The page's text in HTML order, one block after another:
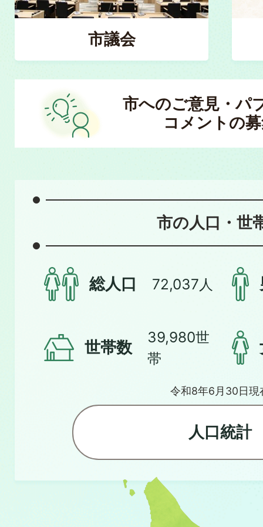
市議会
市へのご意見・パ
コメントの
市の人口・世
総人口 72,037人
世帯数
39,980世
帯
令和8年6月30日現
人口統計